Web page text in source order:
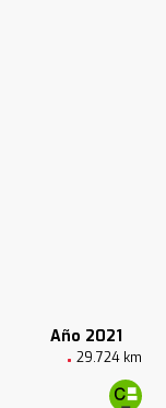
Año 2021
29.724 km